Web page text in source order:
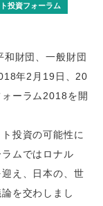
投資フォーラム
財団、一般財団
年2月19日、20
ーラム2018を開
投資の可能性に
ムではロナル
え、日本の、世
を交わしまし